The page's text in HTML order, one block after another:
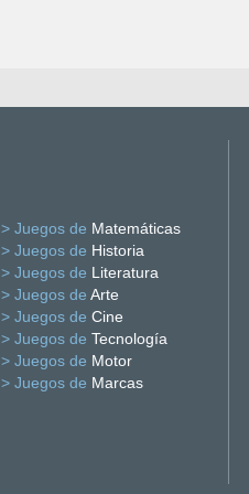
> Juegos de Matemáticas
> Juegos de Historia
> Juegos de Literatura
> Juegos de Arte
> Juegos de Cine
> Juegos de Tecnología
> Juegos de Motor
> Juegos de Marcas